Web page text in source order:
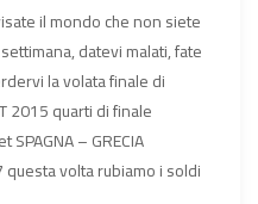
il mondo che non siete
datevi malati, fate
la volata finale di
2015 quarti di finale
– GRECIA
volta rubiamo i soldi